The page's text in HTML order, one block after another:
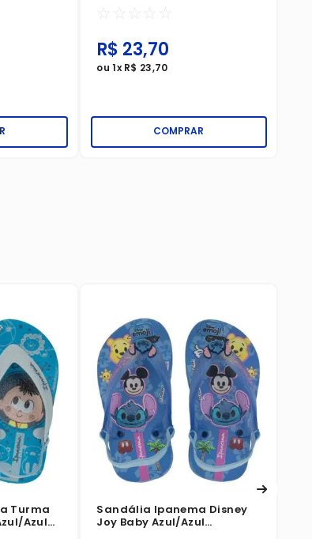
☆ ☆ ☆ ☆ ☆
R$ 23,70
ou1xR$ 23,70
COMPRAR
Turma
Azul
Sandália Ipanema Disney
Joy Baby Azul/Azul